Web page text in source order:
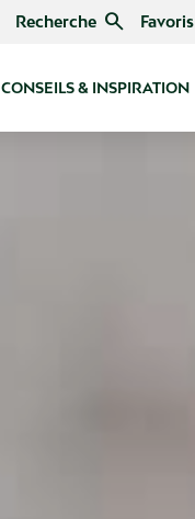
Recherche search Favoris
CONSEILS & INSPIRATION